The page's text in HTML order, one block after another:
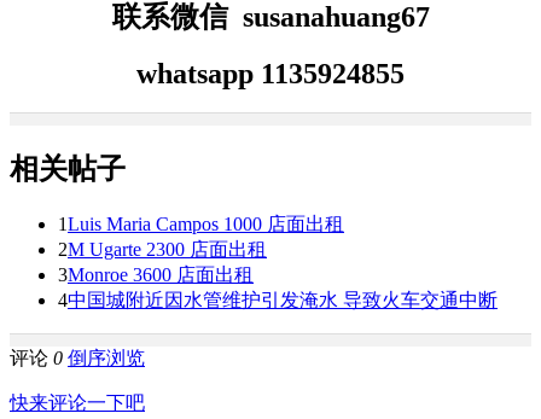
联系微信 susanahuang67
whatsapp 1135924855
相关帖子
1Luis Maria Campos 1000 店面出租
2M Ugarte 2300 店面出租
3Monroe 3600 店面出租
4中国城附近因水管维护引发淹水 导致火车交通中断
评论 0 倒序浏览
快来评论一下吧